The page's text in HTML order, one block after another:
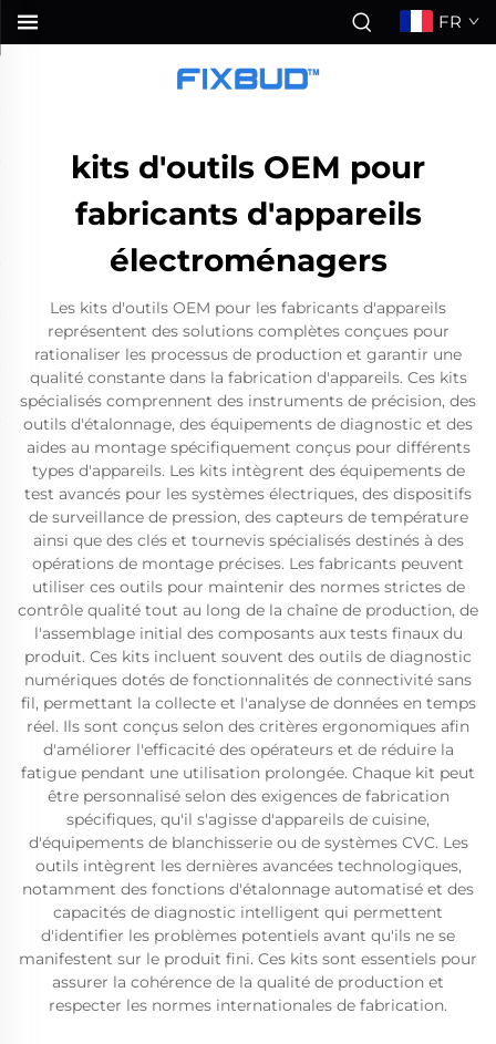
FR
kits d'outils OEM pour
fabricants d'appareils
électroménagers
Les kits d'outils OEM pour les fabricants d'appareils
représentent des solutions complètes conçues pour
rationaliser les processus de production et garantir une
qualité constante dans la fabrication d'appareils. Ces kits
spécialisés comprennent des instruments de précision, des
outils d'étalonnage, des équipements de diagnostic et des
aides au montage spécifiquement conçus pour différents
types d'appareils. Les kits intègrent des équipements de
test avancés pour les systèmes électriques, des dispositifs
de surveillance de pression, des capteurs de température
ainsi que des clés et tournevis spécialisés destinés à des
opérations de montage précises. Les fabricants peuvent
utiliser ces outils pour maintenir des normes strictes de
contrôle qualité tout au long de la chaîne de production, de
l'assemblage initial des composants aux tests finaux du
produit. Ces kits incluent souvent des outils de diagnostic
numériques dotés de fonctionnalités de connectivité sans
fil, permettant la collecte et l'analyse de données en temps
réel. Ils sont conçus selon des critères ergonomiques afin
d'améliorer l'efficacité des opérateurs et de réduire la
fatigue pendant une utilisation prolongée. Chaque kit peut
être personnalisé selon des exigences de fabrication
spécifiques, qu'il s'agisse d'appareils de cuisine,
d'équipements de blanchisserie ou de systèmes CVC. Les
outils intègrent les dernières avancées technologiques,
notamment des fonctions d'étalonnage automatisé et des
capacités de diagnostic intelligent qui permettent
d'identifier les problèmes potentiels avant qu'ils ne se
manifestent sur le produit fini. Ces kits sont essentiels pour
assurer la cohérence de la qualité de production et
respecter les normes internationales de fabrication.